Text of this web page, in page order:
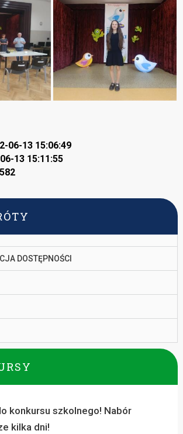
06-13 15:06:49
13 15:11:55
582
DOSTĘPNOŚCI
konkursu szkolnego! Nabór
kilka dni!